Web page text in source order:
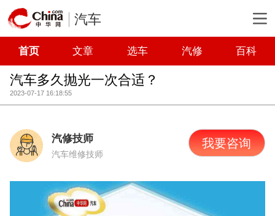
汽车
首页 文章 选车 汽修 百科
汽车多久抛光一次合适？
2023-07-17 16:18:55
汽修技师
汽车维修技师
我要咨询